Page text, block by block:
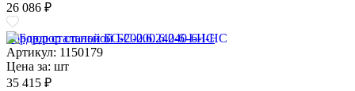
26 086 ₽
Бордюр стальной БС-200.6.240-6-I-НС
Артикул: 1150179
Цена за: шт
35 415 ₽